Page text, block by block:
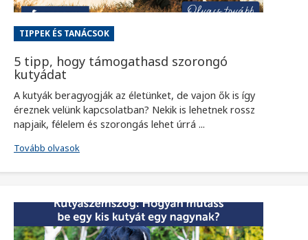
TIPPEK ÉS TANÁCSOK
5 tipp, hogy támogathasd szorongó
kutyádat
A kutyák beragyogják az életünket, de vajon ők is így
éreznek velünk kapcsolatban? Nekik is lehetnek rossz
napjaik, félelem és szorongás lehet úrrá ...
Tovább olvasok